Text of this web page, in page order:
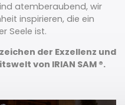
atemberaubend, wir
inspirieren, die ein
Seele ist.
der Exzellenz und
von IRIAN SAM ®.